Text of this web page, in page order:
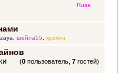
Rusa
, шейла55, крохин
(0 пользователь,7 гостей)